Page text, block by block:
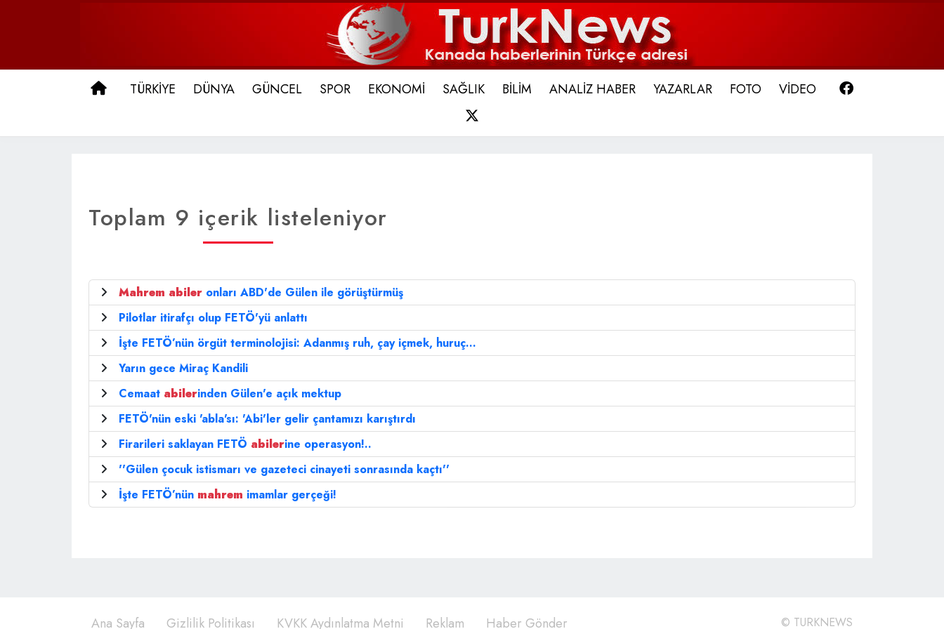
ANA SAYFA
TÜRKİYE DÜNYA GÜNCEL SPOR EKONOMİ SAĞLIK BİLİM ANALİZ HABER YAZARLAR FOTO VİDEO
Toplam 9 içerik listeleniyor
Mahrem abiler onları ABD'de Gülen ile görüştürmüş
Pilotlar itirafçı olup FETÖ'yü anlattı
İşte FETÖ’nün örgüt terminolojisi: Adanmış ruh, çay içmek, huruç...
Yarın gece Miraç Kandili
Cemaat abilerinden Gülen'e açık mektup
FETÖ'nün eski 'abla'sı: 'Abi'ler gelir çantamızı karıştırdı
Firarileri saklayan FETÖ abilerine operasyon!..
''Gülen çocuk istismarı ve gazeteci cinayeti sonrasında kaçtı''
İşte FETÖ’nün mahrem imamlar gerçeği!
Ana Sayfa Gizlilik Politikası KVKK Aydınlatma Metni Reklam Haber Gönder © TURKNEWS